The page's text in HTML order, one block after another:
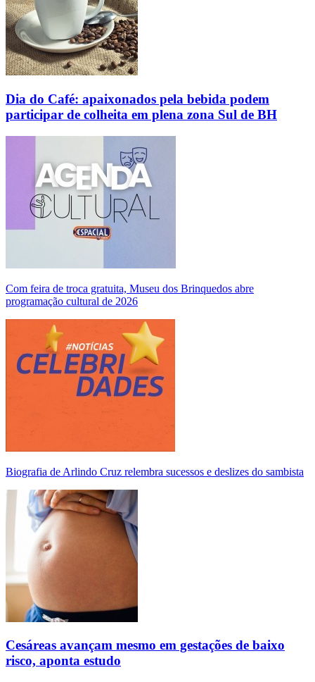
Dia do Café: apaixonados pela bebida podem
participar de colheita em plena zona Sul de BH
Com feira de troca gratuita, Museu dos Brinquedos abre
programação cultural de 2026
Biografia de Arlindo Cruz relembra sucessos e deslizes do sambista
Cesáreas avançam mesmo em gestações de baixo
risco, aponta estudo